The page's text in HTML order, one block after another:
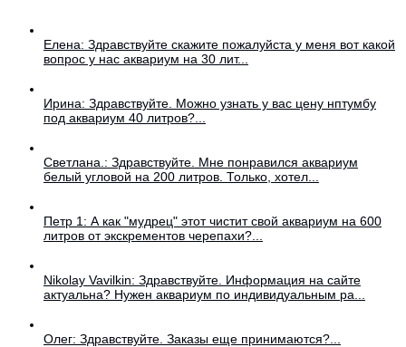
Елена: Здравствуйте скажите пожалуйста у меня вот какой
вопрос у нас аквариум на 30 лит...
Ирина: Здравствуйте. Можно узнать у вас цену нптумбу
под аквариум 40 литров?...
Светлана.: Здравствуйте. Мне понравился аквариум
белый угловой на 200 литров. Только, хотел...
Петр 1: А как "мудрец" этот чистит свой аквариум на 600
литров от экскрементов черепахи?...
Nikolay Vavilkin: Здравствуйте. Информация на сайте
актуальна? Нужен аквариум по индивидуальным ра...
Олег: Здравствуйте. Заказы еще принимаются?...